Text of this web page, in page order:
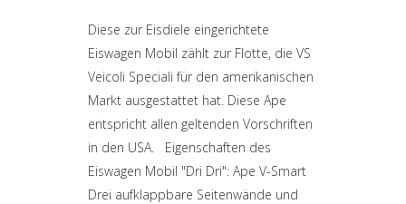
Diese zur Eisdiele eingerichtete
Eiswagen Mobil zählt zur Flotte, die VS
Veicoli Speciali für den amerikanischen
Markt ausgestattet hat. Diese Ape
entspricht allen geltenden Vorschriften
in den USA. Eigenschaften des
Eiswagen Mobil "Dri Dri": Ape V-Smart
Drei aufklappbare Seitenwände und